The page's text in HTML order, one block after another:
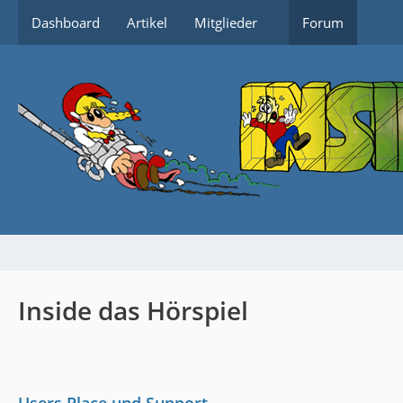
Dashboard Artikel Mitglieder Forum
Inside das Hörspiel